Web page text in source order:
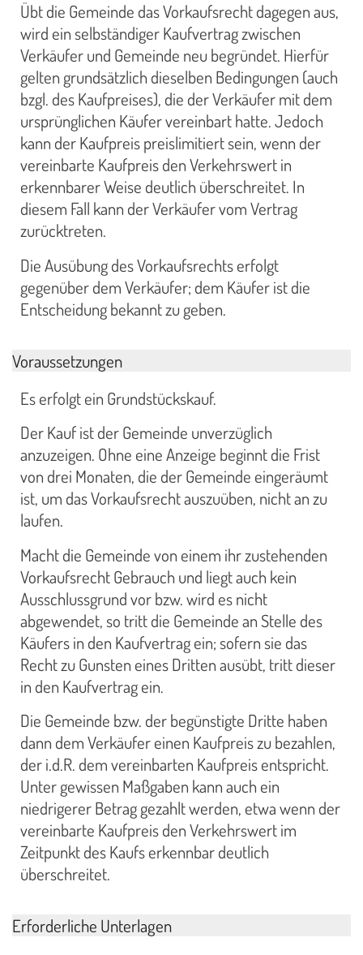
Übt die Gemeinde das Vorkaufsrecht dagegen aus,
wird ein selbständiger Kaufvertrag zwischen
Verkäufer und Gemeinde neu begründet. Hierfür
gelten grundsätzlich dieselben Bedingungen (auch
bzgl. des Kaufpreises), die der Verkäufer mit dem
ursprünglichen Käufer vereinbart hatte. Jedoch
kann der Kaufpreis preislimitiert sein, wenn der
vereinbarte Kaufpreis den Verkehrswert in
erkennbarer Weise deutlich überschreitet. In
diesem Fall kann der Verkäufer vom Vertrag
zurücktreten.
Die Ausübung des Vorkaufsrechts erfolgt
gegenüber dem Verkäufer; dem Käufer ist die
Entscheidung bekannt zu geben.
Voraussetzungen
Es erfolgt ein Grundstückskauf.
Der Kauf ist der Gemeinde unverzüglich
anzuzeigen. Ohne eine Anzeige beginnt die Frist
von drei Monaten, die der Gemeinde eingeräumt
ist, um das Vorkaufsrecht auszuüben, nicht an zu
laufen.
Macht die Gemeinde von einem ihr zustehenden
Vorkaufsrecht Gebrauch und liegt auch kein
Ausschlussgrund vor bzw. wird es nicht
abgewendet, so tritt die Gemeinde an Stelle des
Käufers in den Kaufvertrag ein; sofern sie das
Recht zu Gunsten eines Dritten ausübt, tritt dieser
in den Kaufvertrag ein.
Die Gemeinde bzw. der begünstigte Dritte haben
dann dem Verkäufer einen Kaufpreis zu bezahlen,
der i.d.R. dem vereinbarten Kaufpreis entspricht.
Unter gewissen Maßgaben kann auch ein
niedrigerer Betrag gezahlt werden, etwa wenn der
vereinbarte Kaufpreis den Verkehrswert im
Zeitpunkt des Kaufs erkennbar deutlich
überschreitet.
Erforderliche Unterlagen